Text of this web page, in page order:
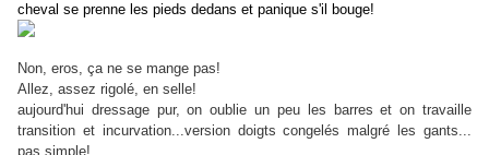
cheval se prenne les pieds dedans et panique s'il bouge!
Non, eros, ça ne se mange pas!
Allez, assez rigolé, en selle!
aujourd'hui dressage pur, on oublie un peu les barres et on travaille
transition et incurvation...version doigts congelés malgré les gants...
pas simple!